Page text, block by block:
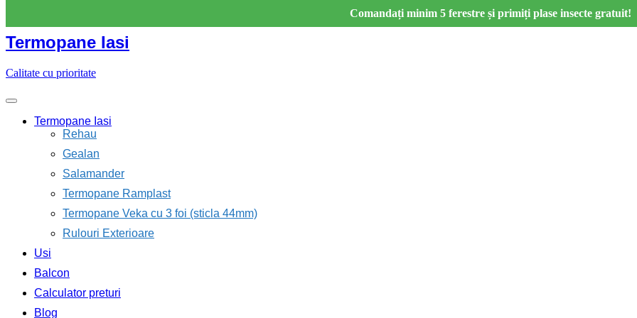
Comandați minim 5 ferestre și primiți plase insecte gratuit!
content
Termopane Iasi
Calitate cu prioritate
Termopane Iasi
Rehau
Gealan
Salamander
Termopane Ramplast
Termopane Veka cu 3 foi (sticla 44mm)
Rulouri Exterioare
Usi
Balcon
Calculator preturi
Blog